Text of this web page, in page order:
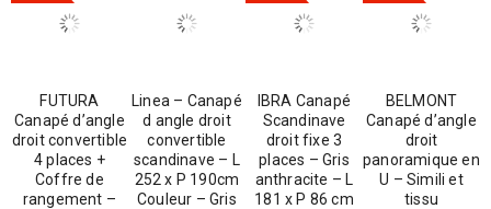
FUTURA
Canapé d’angle
droit convertible
4 places +
Coffre de
rangement –
Linea – Canapé
d angle droit
convertible
scandinave – L
252 x P 190cm
Couleur – Gris
IBRA Canapé
Scandinave
droit fixe 3
places – Gris
anthracite – L
181 x P 86 cm
BELMONT
Canapé d’angle
droit
panoramique en
U – Simili et
tissu